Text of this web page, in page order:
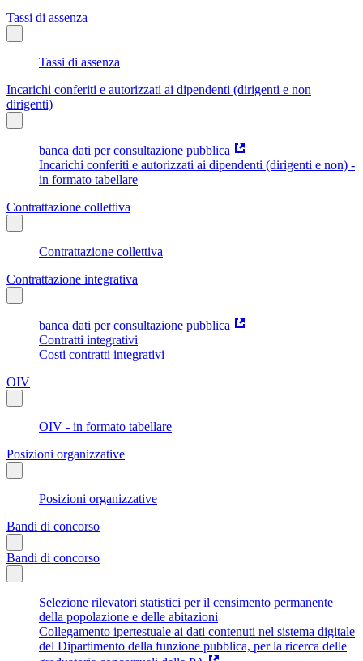
Tassi di assenza
Tassi di assenza
Incarichi conferiti e autorizzati ai dipendenti (dirigenti e non
dirigenti)
banca dati per consultazione pubblica
Incarichi conferiti e autorizzati ai dipendenti (dirigenti e non) -
in formato tabellare
Contrattazione collettiva
Contrattazione collettiva
Contrattazione integrativa
banca dati per consultazione pubblica
Contratti integrativi
Costi contratti integrativi
OIV
OIV - in formato tabellare
Posizioni organizzative
Posizioni organizzative
Bandi di concorso
Bandi di concorso
Selezione rilevatori statistici per il censimento permanente
della popolazione e delle abitazioni
Collegamento ipertestuale ai dati contenuti nel sistema digitale
del Dipartimento della funzione pubblica, per la ricerca delle